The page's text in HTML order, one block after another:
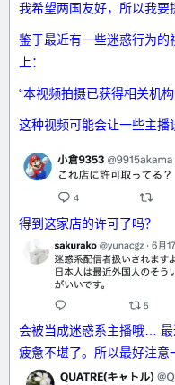
我希望两国友好，所以我要
鉴于最近有一些迷惑行为的
上：
“本视频拍摄已获得相关机
这种视频可能会让一些主播
得到这家店的许可了吗？
会被当成迷惑系主播哦…
疲惫不堪了。所以最好注意